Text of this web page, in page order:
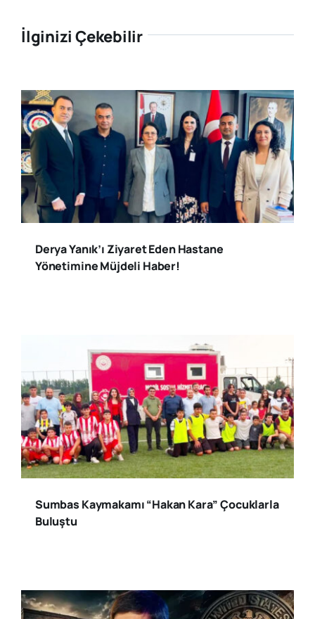
İlginizi Çekebilir
Derya Yanık’ı Ziyaret Eden Hastane
Yönetimine Müjdeli Haber!
Sumbas Kaymakamı “Hakan Kara” Çocuklarla
Buluştu